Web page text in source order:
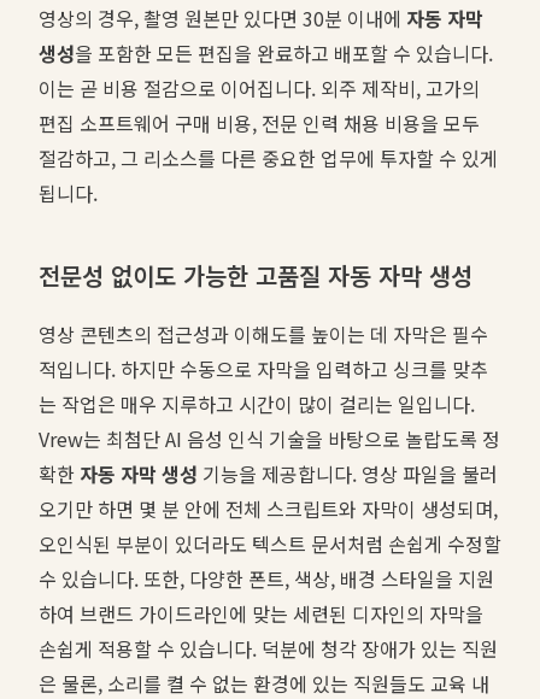
영상의 경우, 촬영 원본만 있다면 30분 이내에 자동 자막
생성을 포함한 모든 편집을 완료하고 배포할 수 있습니다.
이는 곧 비용 절감으로 이어집니다. 외주 제작비, 고가의
편집 소프트웨어 구매 비용, 전문 인력 채용 비용을 모두
절감하고, 그 리소스를 다른 중요한 업무에 투자할 수 있게
됩니다.
전문성 없이도 가능한 고품질 자동 자막 생성
영상 콘텐츠의 접근성과 이해도를 높이는 데 자막은 필수
적입니다. 하지만 수동으로 자막을 입력하고 싱크를 맞추
는 작업은 매우 지루하고 시간이 많이 걸리는 일입니다.
Vrew는 최첨단 AI 음성 인식 기술을 바탕으로 놀랍도록 정
확한 자동 자막 생성 기능을 제공합니다. 영상 파일을 불러
오기만 하면 몇 분 안에 전체 스크립트와 자막이 생성되며,
오인식된 부분이 있더라도 텍스트 문서처럼 손쉽게 수정할
수 있습니다. 또한, 다양한 폰트, 색상, 배경 스타일을 지원
하여 브랜드 가이드라인에 맞는 세련된 디자인의 자막을
손쉽게 적용할 수 있습니다. 덕분에 청각 장애가 있는 직원
은 물론, 소리를 켤 수 없는 환경에 있는 직원들도 교육 내